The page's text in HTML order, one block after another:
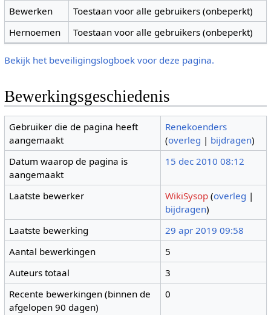
Bewerken
Toestaan voor alle gebruikers (onbeperkt)
Hernoemen
Toestaan voor alle gebruikers (onbeperkt)
Bekijk het beveiligingslogboek voor deze pagina.
Bewerkingsgeschiedenis
Gebruiker die de pagina heeft
aangemaakt
Renekoenders
(overleg | bijdragen)
Datum waarop de pagina is
aangemaakt
15 dec 2010 08:12
Laatste bewerker WikiSysop (overleg |
bijdragen)
Laatste bewerking
29 apr 2019 09:58
Aantal bewerkingen
5
Auteurs totaal
3
Recente bewerkingen (binnen de
afgelopen 90 dagen)
0